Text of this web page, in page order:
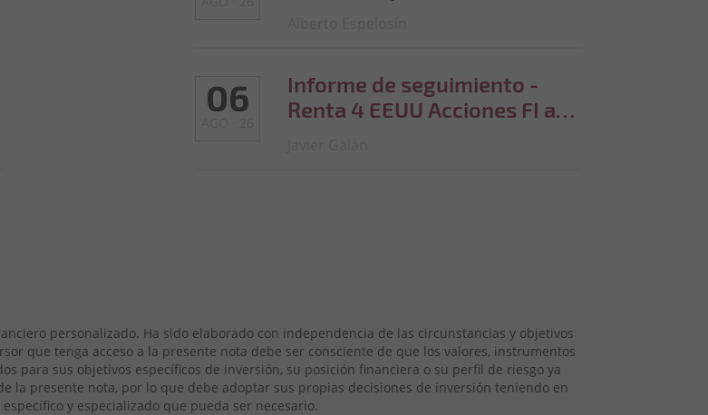
06
Informe de seguimiento -
Renta 4 EEUU Acciones FI a
personalizado. Ha sido elaborado con independencia de las circunstancias y objetivos
que tenga acceso a la presente nota debe ser consciente de que los valores, instrumentos
para sus objetivos específicos de inversión, su posición financiera o su perfil de riesgo ya
la presente nota, por lo que debe adoptar sus propias decisiones de inversión teniendo en
y especializado que pueda ser necesario.